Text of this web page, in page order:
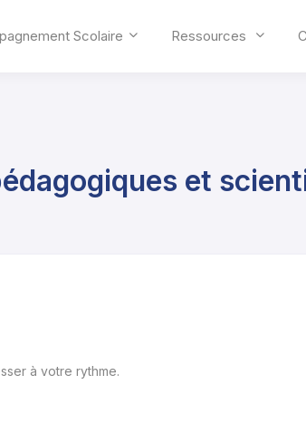
Scolaire Ressources
et
à votre rythme.